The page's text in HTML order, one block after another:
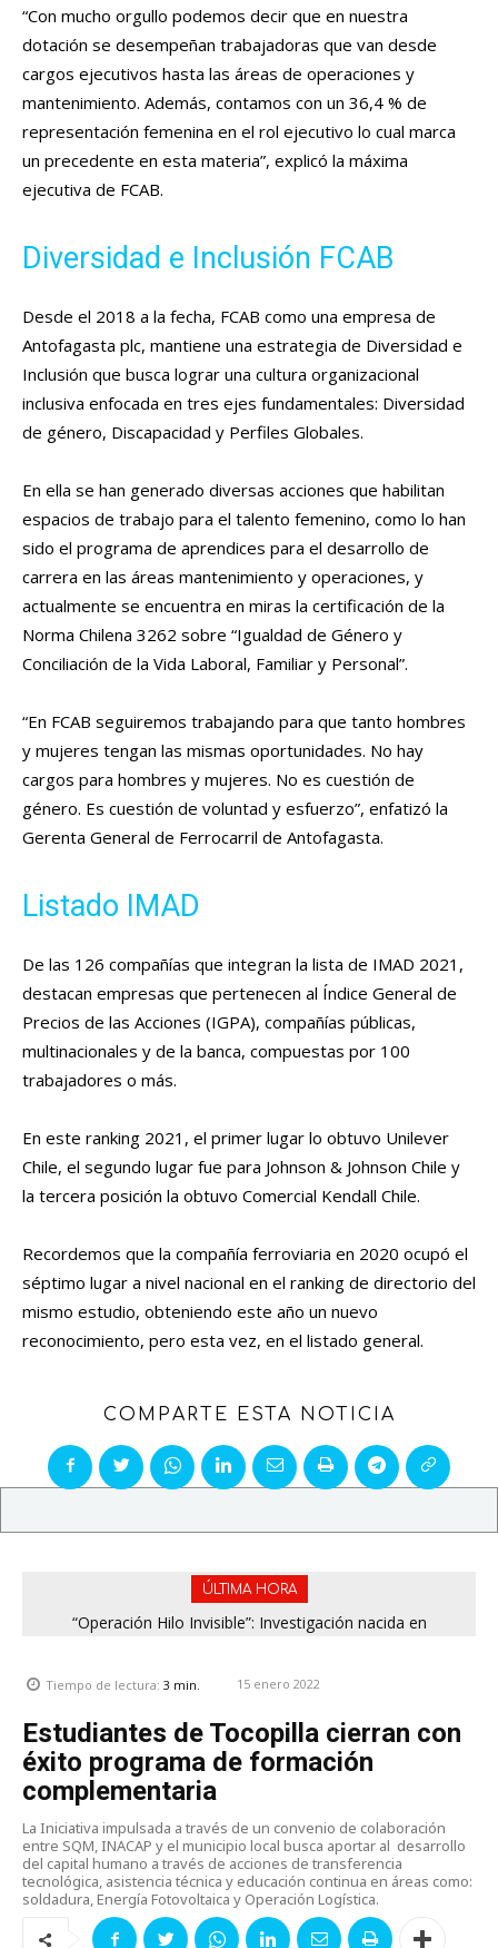
“Con mucho orgullo podemos decir que en nuestra
dotación se desempeñan trabajadoras que van desde
cargos ejecutivos hasta las áreas de operaciones y
mantenimiento. Además, contamos con un 36,4 % de
representación femenina en el rol ejecutivo lo cual marca
un precedente en esta materia”, explicó la máxima
ejecutiva de FCAB.
Diversidad e Inclusión FCAB
Desde el 2018 a la fecha, FCAB como una empresa de
Antofagasta plc, mantiene una estrategia de Diversidad e
Inclusión que busca lograr una cultura organizacional
inclusiva enfocada en tres ejes fundamentales: Diversidad
de género, Discapacidad y Perfiles Globales.
En ella se han generado diversas acciones que habilitan
espacios de trabajo para el talento femenino, como lo han
sido el programa de aprendices para el desarrollo de
carrera en las áreas mantenimiento y operaciones, y
actualmente se encuentra en miras la certificación de la
Norma Chilena 3262 sobre “Igualdad de Género y
Conciliación de la Vida Laboral, Familiar y Personal”.
“En FCAB seguiremos trabajando para que tanto hombres
y mujeres tengan las mismas oportunidades. No hay
cargos para hombres y mujeres. No es cuestión de
género. Es cuestión de voluntad y esfuerzo”, enfatizó la
Gerenta General de Ferrocarril de Antofagasta.
Listado IMAD
De las 126 compañías que integran la lista de IMAD 2021,
destacan empresas que pertenecen al Índice General de
Precios de las Acciones (IGPA), compañías públicas,
multinacionales y de la banca, compuestas por 100
trabajadores o más.
En este ranking 2021, el primer lugar lo obtuvo Unilever
Chile, el segundo lugar fue para Johnson & Johnson Chile y
la tercera posición la obtuvo Comercial Kendall Chile.
Recordemos que la compañía ferroviaria en 2020 ocupó el
séptimo lugar a nivel nacional en el ranking de directorio del
mismo estudio, obteniendo este año un nuevo
reconocimiento, pero esta vez, en el listado general.
COMPARTE ESTA NOTICIA